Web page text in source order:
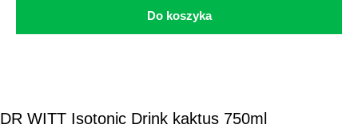
Do koszyka
DR WITT Isotonic Drink kaktus 750ml